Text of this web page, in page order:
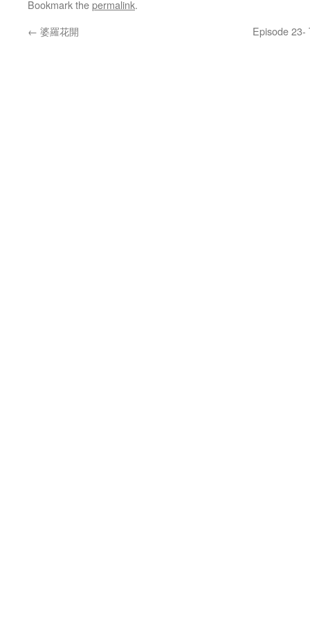
Bookmark thepermalink.
← 婆羅花開 Episode 23-